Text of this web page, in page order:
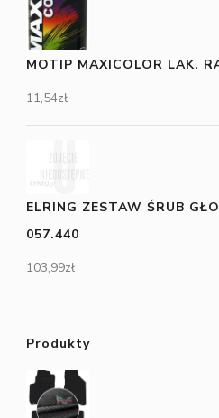
MOTIP MAXICOLOR LAK.
11,54zł
ELRING ZESTAW ŚRUB
057.440
103,99zł
Produkty